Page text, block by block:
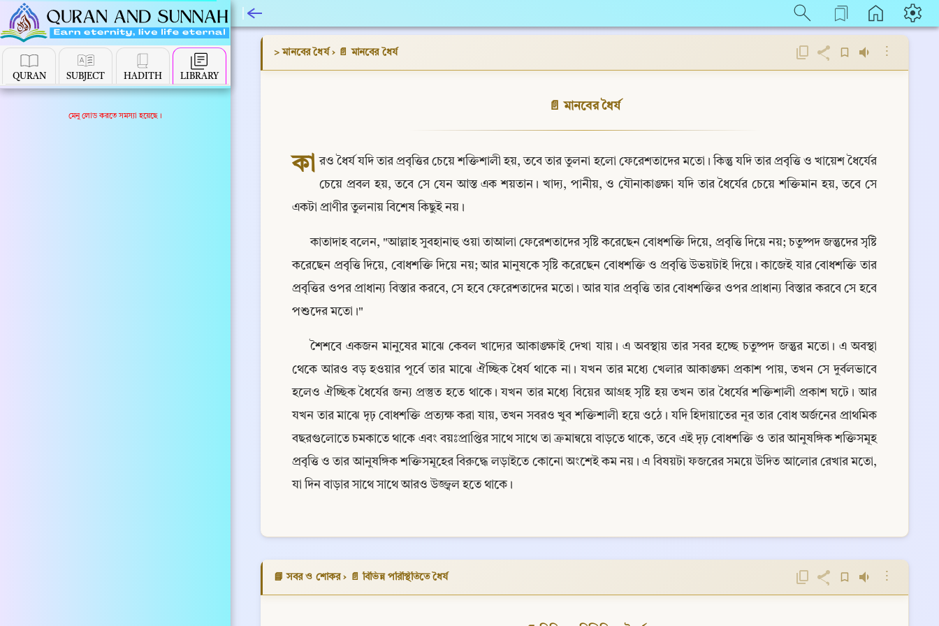
QURAN SUBJECT HADITH LIBRARY
মেনু লোড করতে সমস্যা হয়েছে।
> মানবের ধৈর্য › 📄 মানবের ধৈর্য ⋮
📄 মানবের ধৈর্য
কা রও ধৈর্য যদি তার প্রবৃত্তির চেয়ে শক্তিশালী হয়, তবে তার তুলনা হলো ফেরেশতাদের মতো। কিন্তু যদি তার প্রবৃত্তি ও খায়েশ ধৈর্যের
চেয়ে প্রবল হয়, তবে সে যেন আস্ত এক শয়তান। খাদ্য, পানীয়, ও যৌনাকাঙ্ক্ষা যদি তার ধৈর্যের চেয়ে শক্তিমান হয়, তবে সে
একটা প্রাণীর তুলনায় বিশেষ কিছুই নয়।
কাতাদাহ বলেন, "আল্লাহ সুবহানাহু ওয়া তাআলা ফেরেশতাদের সৃষ্টি করেছেন বোধশক্তি দিয়ে, প্রবৃত্তি দিয়ে নয়; চতুষ্পদ জন্তুদের সৃষ্টি
করেছেন প্রবৃত্তি দিয়ে, বোধশক্তি দিয়ে নয়; আর মানুষকে সৃষ্টি করেছেন বোধশক্তি ও প্রবৃত্তি উভয়টাই দিয়ে। কাজেই যার বোধশক্তি তার
প্রবৃত্তির ওপর প্রাধান্য বিস্তার করবে, সে হবে ফেরেশতাদের মতো। আর যার প্রবৃত্তি তার বোধশক্তির ওপর প্রাধান্য বিস্তার করবে সে হবে
পশুদের মতো।"
শৈশবে একজন মানুষের মাঝে কেবল খাদ্যের আকাঙ্ক্ষাই দেখা যায়। এ অবস্থায় তার সবর হচ্ছে চতুষ্পদ জন্তুর মতো। এ অবস্থা
থেকে আরও বড় হওয়ার পূর্বে তার মাঝে ঐচ্ছিক ধৈর্য থাকে না। যখন তার মধ্যে খেলার আকাঙ্ক্ষা প্রকাশ পায়, তখন সে দুর্বলভাবে
হলেও ঐচ্ছিক ধৈর্যের জন্য প্রস্তুত হতে থাকে। যখন তার মধ্যে বিয়ের আগ্রহ সৃষ্টি হয় তখন তার ধৈর্যের শক্তিশালী প্রকাশ ঘটে। আর
যখন তার মাঝে দৃঢ় বোধশক্তি প্রত্যক্ষ করা যায়, তখন সবরও খুব শক্তিশালী হয়ে ওঠে। যদি হিদায়াতের নূর তার বোধ অর্জনের প্রাথমিক
বছরগুলোতে চমকাতে থাকে এবং বয়ঃপ্রাপ্তির সাথে সাথে তা ক্রমান্বয়ে বাড়তে থাকে, তবে এই দৃঢ় বোধশক্তি ও তার আনুষঙ্গিক শক্তিসমূহ
প্রবৃত্তি ও তার আনুষঙ্গিক শক্তিসমূহের বিরুদ্ধে লড়াইতে কোনো অংশেই কম নয়। এ বিষয়টা ফজরের সময়ে উদিত আলোর রেখার মতো,
যা দিন বাড়ার সাথে সাথে আরও উজ্জ্বল হতে থাকে।
📘 সবর ও শোকর › 📄 বিভিন্ন পরিস্থিতিতে ধৈর্য ⋮